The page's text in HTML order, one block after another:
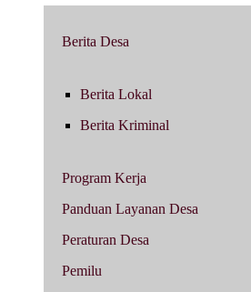
Berita Desa
Berita Lokal
Berita Kriminal
Program Kerja
Panduan Layanan Desa
Peraturan Desa
Pemilu